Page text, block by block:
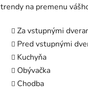
trendy na premenu
Za vstupnými
Pred vstupnými
Kuchyňa
Obývačka
Chodba